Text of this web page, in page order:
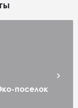
поселок